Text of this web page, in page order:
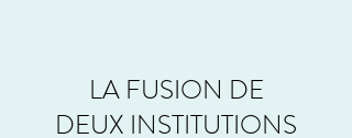
LA FUSION DE
DEUX INSTITUTIONS